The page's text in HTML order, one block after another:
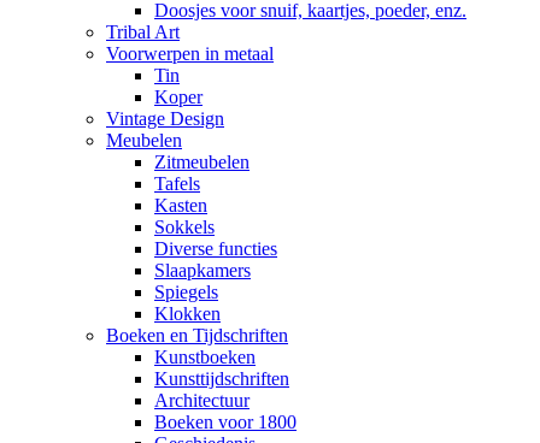
Doosjes voor snuif, kaartjes, poeder, enz.
Tribal Art
Voorwerpen in metaal
Tin
Koper
Vintage Design
Meubelen
Zitmeubelen
Tafels
Kasten
Sokkels
Diverse functies
Slaapkamers
Spiegels
Klokken
Boeken en Tijdschriften
Kunstboeken
Kunsttijdschriften
Architectuur
Boeken voor 1800